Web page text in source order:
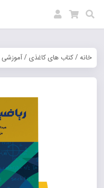
خانه/کتاب های کاغذی/آموزشی